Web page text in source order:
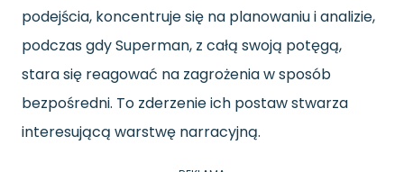
podejścia, koncentruje się na planowaniu i analizie,
podczas gdy Superman, z całą swoją potęgą,
stara się reagować na zagrożenia w sposób
bezpośredni. To zderzenie ich postaw stwarza
interesującą warstwę narracyjną.